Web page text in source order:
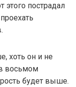
этого пострадал
хоть он и не
восьмом
будет выше.